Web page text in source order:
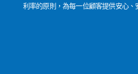
利率的原則，為每一位顧客提供安心、